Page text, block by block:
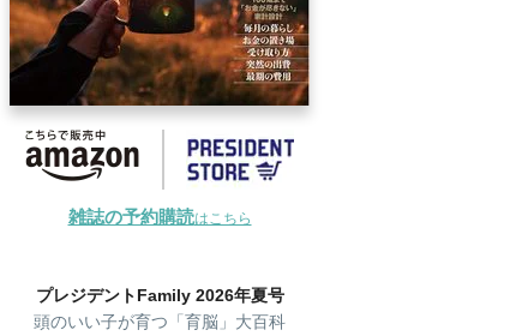
雑誌の予約購読はこちら
プレジデントFamily 2026年夏号
頭のいい子が育つ「育脳」大百科